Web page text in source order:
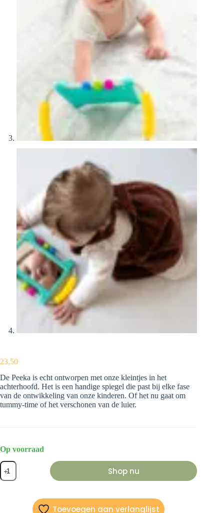
23,50
De Peeka is echt ontworpen met onze kleintjes in het
achterhoofd. Het is een handige spiegel die past bij elke fase
van de ontwikkeling van onze kinderen. Of het nu gaat om
tummy-time of het verschonen van de luier.
Op voorraad
Peeka
ontwikkelingsspiegel
aantal
Shop nu
Toevoegen aan verlanglijst